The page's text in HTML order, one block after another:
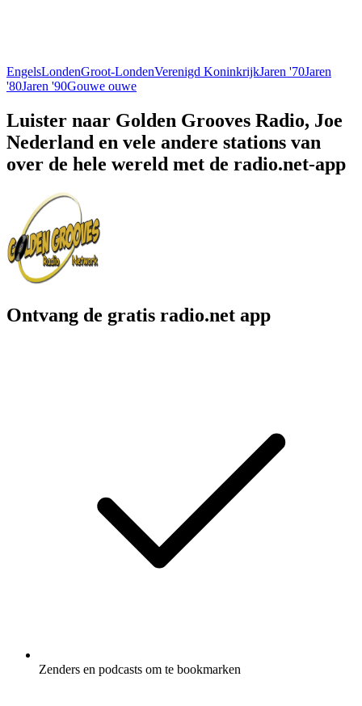
EngelsLondenGroot-LondenVerenigd KoninkrijkJaren '70Jaren
'80Jaren '90Gouwe ouwe
Luister naar Golden Grooves Radio, Joe
Nederland en vele andere stations van
over de hele wereld met de radio.net-app
Ontvang de gratis radio.net app
Zenders en podcasts om te bookmarken